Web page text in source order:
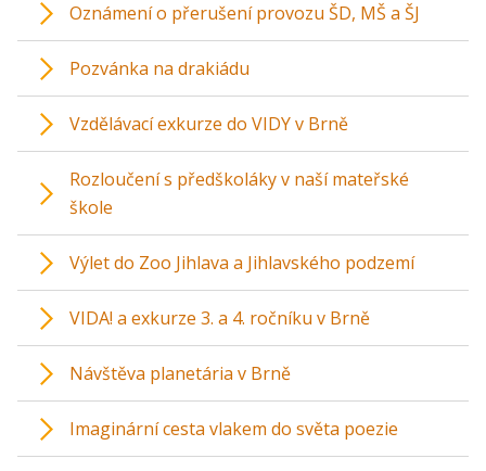
Oznámení o přerušení provozu ŠD, MŠ a ŠJ
Pozvánka na drakiádu
Vzdělávací exkurze do VIDY v Brně
Rozloučení s předškoláky v naší mateřské
škole
Výlet do Zoo Jihlava a Jihlavského podzemí
VIDA! a exkurze 3. a 4. ročníku v Brně
Návštěva planetária v Brně
Imaginární cesta vlakem do světa poezie